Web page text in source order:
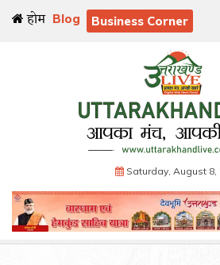
होम Blog Business Corner
Saturday, August 8,